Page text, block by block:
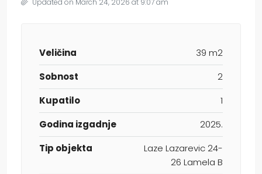
Veličina
39 m2
Sobnost
2
Kupatilo
1
Godina izgadnje
2025.
Tip objekta
Laze Lazarevic 24-
26 Lamela B